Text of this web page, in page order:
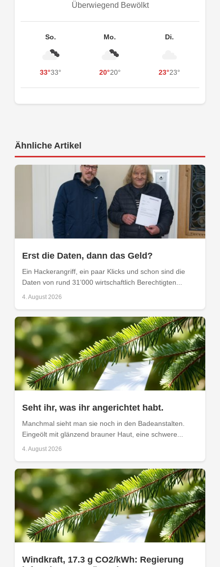
Überwiegend Bewölkt
So.
33°33°
Mo.
20°20°
Di.
23°23°
Ähnliche Artikel
Erst die Daten, dann das Geld?
Ein Hackerangriff, ein paar Klicks und schon sind die
Daten von rund 31’000 wirtschaftlich Berechtigten...
4. August 2026
Seht ihr, was ihr angerichtet habt.
Manchmal sieht man sie noch in den Badeanstalten.
Eingeölt mit glänzend brauner Haut, eine schwere...
4. August 2026
Windkraft, 17.3 g CO2/kWh: Regierung